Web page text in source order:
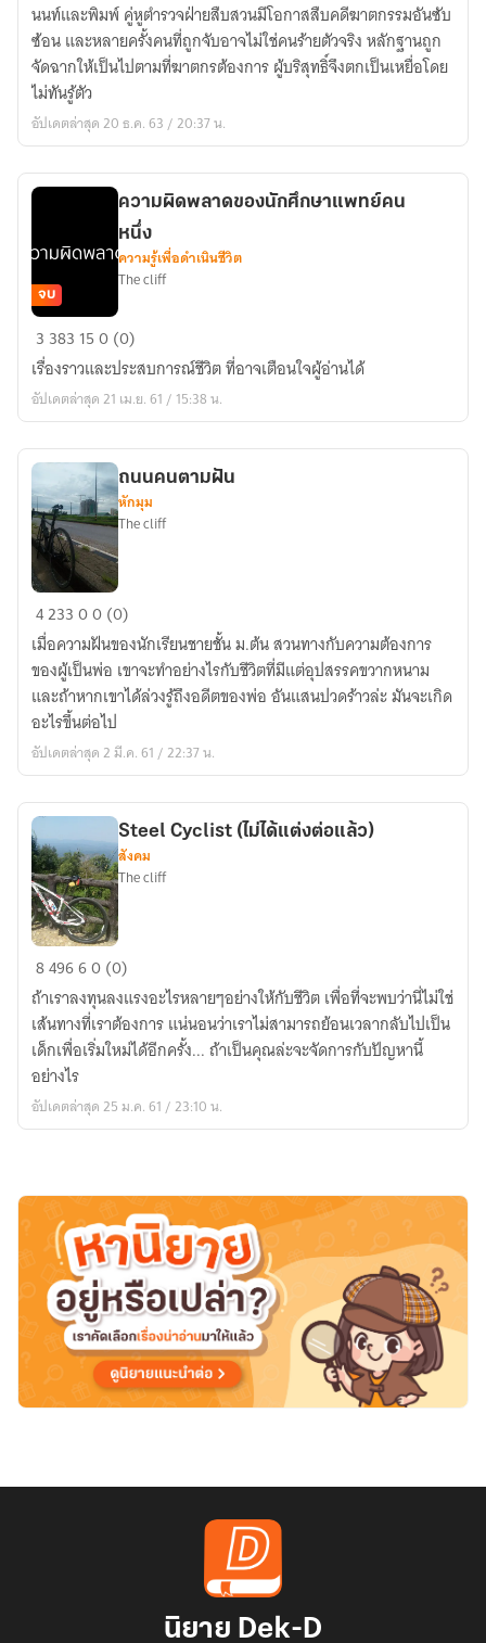
สลับ
ตัว
ฆาตกร
นนท์และพิมพ์ คู่หูตำรวจฝ่ายสืบสวนมีโอกาสสืบคดีฆาตกรรมอันซับ
ซ้อน และหลายครั้งคนที่ถูกจับอาจไม่ใช่คนร้ายตัวจริง หลักฐานถูก
จัดฉากให้เป็นไปตามที่ฆาตกรต้องการ ผู้บริสุทธิ์จึงตกเป็นเหยื่อโดย
ไม่ทันรู้ตัว
อัปเดตล่าสุด 20 ธ.ค. 63 / 20:37 น.
ความ
ผิด
พลาด
ของ
แพทย์
คน
หนึ่ง
จบ
ความผิดพลาดของนักศึกษาแพทย์คน
หนึ่ง
ความรู้เพื่อดำเนินชีวิต
The cliff
3 383 150 (0)
เรื่องราวและประสบการณ์ชีวิต ที่อาจเตือนใจผู้อ่านได้
อัปเดตล่าสุด 21 เม.ย. 61 / 15:38 น.
ถนน
คน
ตาม
ฝัน
ถนนคนตามฝัน
หักมุม
The cliff
423300 (0)
เมื่อความฝันของนักเรียนชายชั้น ม.ต้น สวนทางกับความต้องการ
ของผู้เป็นพ่อ เขาจะทำอย่างไรกับชีวิตที่มีแต่อุปสรรคขวากหนาม
และถ้าหากเขาได้ล่วงรู้ถึงอดีตของพ่อ อันแสนปวดร้าวล่ะ มันจะเกิด
อะไรขึ้นต่อไป
อัปเดตล่าสุด 2 มี.ค. 61 / 22:37 น.
Steel
Cyclist
(ไม่
ได้
แต่ง
ต่อ
แล้ว)
Steel Cyclist (ไม่ได้แต่งต่อแล้ว)
สังคม
The cliff
849660 (0)
ถ้าเราลงทุนลงแรงอะไรหลายๆอย่างให้กับชีวิต เพื่อที่จะพบว่านี่ไม่ใช่
เส้นทางที่เราต้องการ แน่นอนว่าเราไม่สามารถย้อนเวลากลับไปเป็น
เด็กเพื่อเริ่มใหม่ได้อีกครั้ง... ถ้าเป็นคุณล่ะจะจัดการกับปัญหานี้
อย่างไร
อัปเดตล่าสุด 25 ม.ค. 61 / 23:10 น.
นิยาย Dek-D